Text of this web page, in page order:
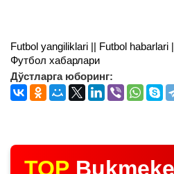
Futbol yangiliklari || Futbol habarlari
Футбол хабарлари
Дўстларга юборинг:
TOP